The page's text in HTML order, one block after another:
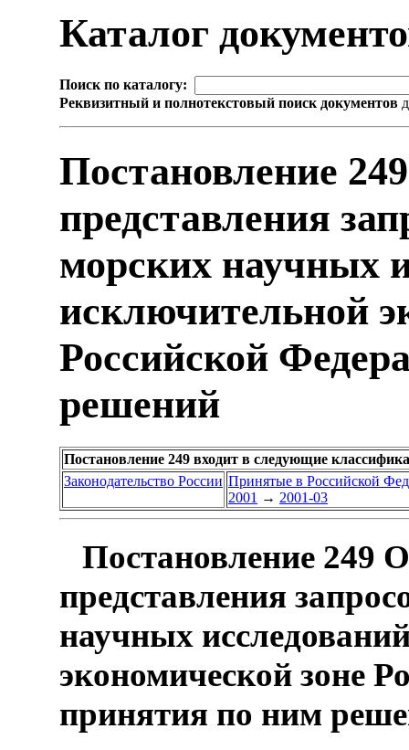
Каталог
Поиск по каталогу:
Реквизитный и полнотекстовый поиск документов
Постановление
представления
морских научных
исключительной
Российской
решений
Постановление 249 входит в следующие
Законодательство России Принятые в Российской
2001 → 2001-03
Постановление 249
представления
научных
экономической зоне
принятия по ним